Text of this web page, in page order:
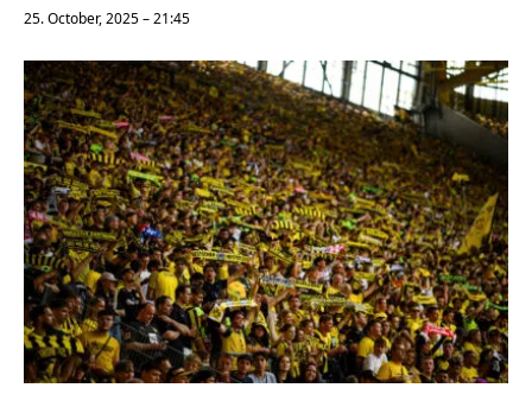
25. October, 2025 – 21:45